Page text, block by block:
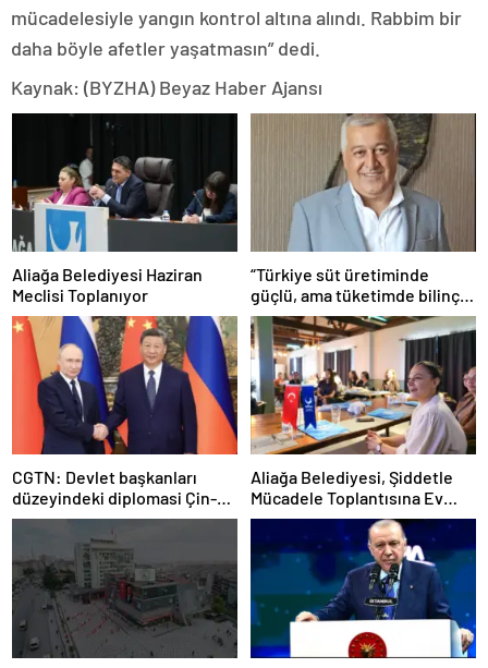
mücadelesiyle yangın kontrol altına alındı. Rabbim bir
daha böyle afetler yaşatmasın” dedi.
Kaynak: (BYZHA) Beyaz Haber Ajansı
Aliağa Belediyesi Haziran
Meclisi Toplanıyor
“Türkiye süt üretiminde
güçlü, ama tüketimde bilinç
şart”
CGTN: Devlet başkanları
düzeyindeki diplomasi Çin-
Rusya arasındaki büyüyen
ortaklığı güçlendiriyor
Aliağa Belediyesi, Şiddetle
Mücadele Toplantısına Ev
Sahipliği Yaptı